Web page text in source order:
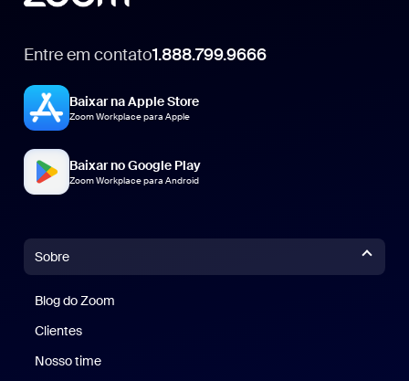
Entre em contato1.888.799.9666
Baixar na Apple Store
Zoom Workplace para Apple
Baixar no Google Play
Zoom Workplace para Android
Sobre
Blog do Zoom
Clientes
Nosso time